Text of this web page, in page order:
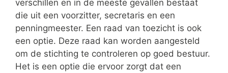
verschillen en in de meeste gevallen bestaat
die uit een voorzitter, secretaris en een
penningmeester. Een raad van toezicht is ook
een optie. Deze raad kan worden aangesteld
om de stichting te controleren op goed bestuur.
Het is een optie die ervoor zorgt dat een